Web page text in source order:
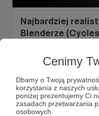
Cenimy
Dbamy o Twoją
korzystania z naszych
poniżej prezentujemy Ci
zasadach przetwarzania
osobowych.
Najbardziej
Blenderze (Cycles
realistycznie? (Zarówno
blender